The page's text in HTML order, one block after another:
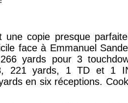
une copie presque
face à Emmanuel
yards pour 3
221 yards, 1 TD et 1
en six réceptions.